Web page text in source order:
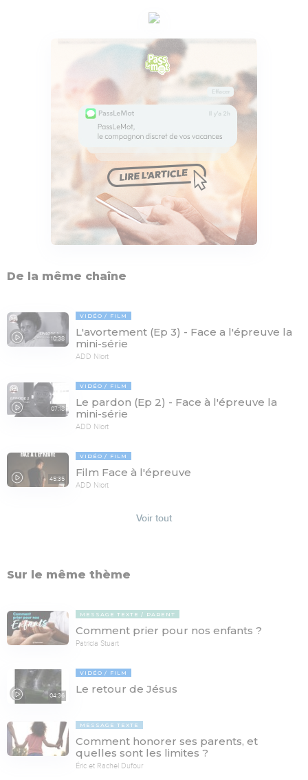
De la même chaîne
10:38
VIDÉO FILM
L'avortement (Ep 3) - Face a l'épreuve la
mini-série
ADD Niort
07:18
VIDÉO FILM
Le pardon (Ep 2) - Face à l'épreuve la
mini-série
ADD Niort
45:35
VIDÉO FILM
Film Face à l'épreuve
ADD Niort
Voir tout
Sur le même thème
MESSAGE TEXTE PARENT
Comment prier pour nos enfants ?
Patricia Stuart
04:36
VIDÉO FILM
Le retour de Jésus
MESSAGE TEXTE
Comment honorer ses parents, et
quelles sont les limites ?
Éric et Rachel Dufour